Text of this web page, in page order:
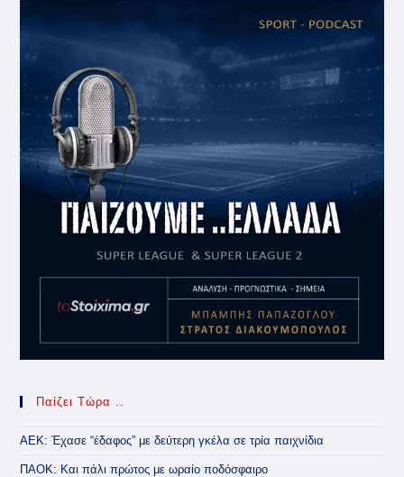
Παίζει Τώρα ..
ΑΕΚ: Έχασε “έδαφος” με δεύτερη γκέλα σε τρία παιχνίδια
ΠΑΟΚ: Και πάλι πρώτος με ωραίο ποδόσφαιρο